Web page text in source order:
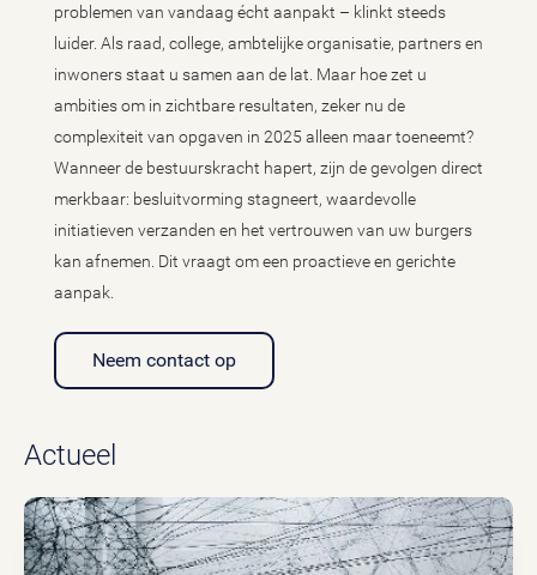
problemen van vandaag écht aanpakt – klinkt steeds
luider. Als raad, college, ambtelijke organisatie, partners en
inwoners staat u samen aan de lat. Maar hoe zet u
ambities om in zichtbare resultaten, zeker nu de
complexiteit van opgaven in 2025 alleen maar toeneemt?
Wanneer de bestuurskracht hapert, zijn de gevolgen direct
merkbaar: besluitvorming stagneert, waardevolle
initiatieven verzanden en het vertrouwen van uw burgers
kan afnemen. Dit vraagt om een proactieve en gerichte
aanpak.
Neem contact op
Actueel